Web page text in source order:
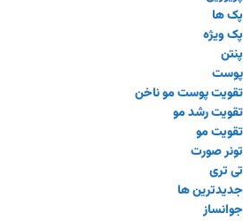
پک ها
پک ویژه
پنتن
پوست
تقویت پوست مو ناخن
تقویت رشد مو
تقویت مو
تونر صورت
تی تری
جدیدترین ها
جوانساز